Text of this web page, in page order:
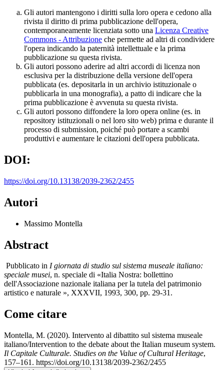
Gli autori mantengono i diritti sulla loro opera e cedono alla
rivista il diritto di prima pubblicazione dell'opera,
contemporaneamente licenziata sotto una Licenza Creative
Commons - Attribuzione che permette ad altri di condividere
l'opera indicando la paternità intellettuale e la prima
pubblicazione su questa rivista.
Gli autori possono aderire ad altri accordi di licenza non
esclusiva per la distribuzione della versione dell'opera
pubblicata (es. depositarla in un archivio istituzionale o
pubblicarla in una monografia), a patto di indicare che la
prima pubblicazione è avvenuta su questa rivista.
Gli autori possono diffondere la loro opera online (es. in
repository istituzionali o nel loro sito web) prima e durante il
processo di submission, poiché può portare a scambi
produttivi e aumentare le citazioni dell'opera pubblicata.
DOI:
https://doi.org/10.13138/2039-2362/2455
Autori
Massimo Montella
Abstract
Pubblicato in I giornata di studio sul sistema museale italiano:
speciale musei, n. speciale di «Italia Nostra: bollettino
dell'Associazione nazionale italiana per la tutela del patrimonio
artistico e naturale », XXXVII, 1993, 300, pp. 29-31.
Come citare
Montella, M. (2020). Intervento al dibattito sul sistema museale
italiano/Intervention to the debate about the Italian museum system.
Il Capitale Culturale. Studies on the Value of Cultural Heritage,
157–161. https://doi.org/10.13138/2039-2362/2455